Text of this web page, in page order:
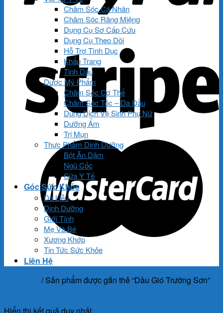
Chăm Sóc Cá Nhân
Chăm Sóc Răng Miệng
Dụng Cụ Sơ Cấp Cứu
Dụng Cụ Theo Dõi
Hỗ Trợ Tình Dục
Khẩu Trang
Tinh Dầu
Dược Mỹ Phẩm
Chăm Sóc Cơ Thể
Chăm Sóc Tóc – Da Đầu
Dung Dịch Vệ Sinh Phụ Nữ
Dưỡng Ẩm
Trị Mụn
Thực Phẩm Dinh Dưỡng
Bột Ăn Dặm
Ngũ Cốc
Sữa Y Tế
Góc Sức Khỏe
Da Liễu
Dinh Dưỡng
Giới Tính
Mẹ Và Bé
Xương Khớp
Tin Tức Sức Khỏe
Liên Hệ
/Sản phẩm được gắn thẻ “Dầu Gió Trường Sơn”